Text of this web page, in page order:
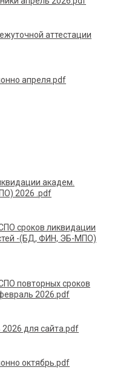
аттестации
апреля.pdf
2026 .pdf
-(БД, ФИН, ЭБ-МПО)
повторных сроков
2026.pdf
для сайта.pdf
октябрь.pdf